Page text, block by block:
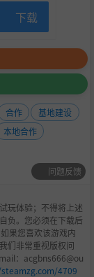
下载
合作
基地建设
本地合作
问题反馈
玩体验；不得将上述
负。您必须在下载后
果您喜欢该游戏内
们非常重视版权问
：acgbns666@ou
4709